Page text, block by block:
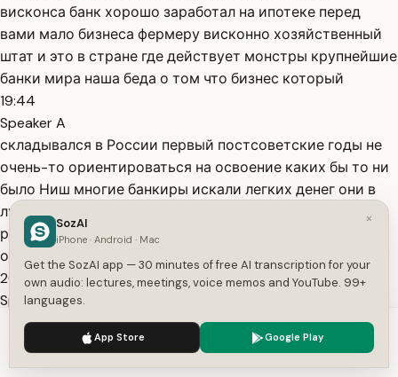
висконса банк хорошо заработал на ипотеке перед
вами мало бизнеса фермеру висконно хозяйственный
штат и это в стране где действует монстры крупнейшие
банки мира наша беда о том что бизнес который
19:44
Speaker A
складывался в России первый постсоветские годы не
очень-то ориентироваться на освоение каких бы то ни
было Ниш многие банкиры искали легких денег они в
лучшем случае оказывались в серой зоне я тогда
работал коммерческом банке там регулярно
обращались с фантастическим предложением
20:03
Speaker A
всевозможные отечественные зарубежные ну так
скажем эксперты с предложением заработать
приличные деньги на рынке светилась масса кавычках
We use cookies to enhance your experience.
×
SozAI
iPhone · Android · Mac
Get the SozAI app — 30 minutes of free AI transcription for your
own audio: lectures, meetings, voice memos and YouTube. 99+
languages.
App Store Google Play